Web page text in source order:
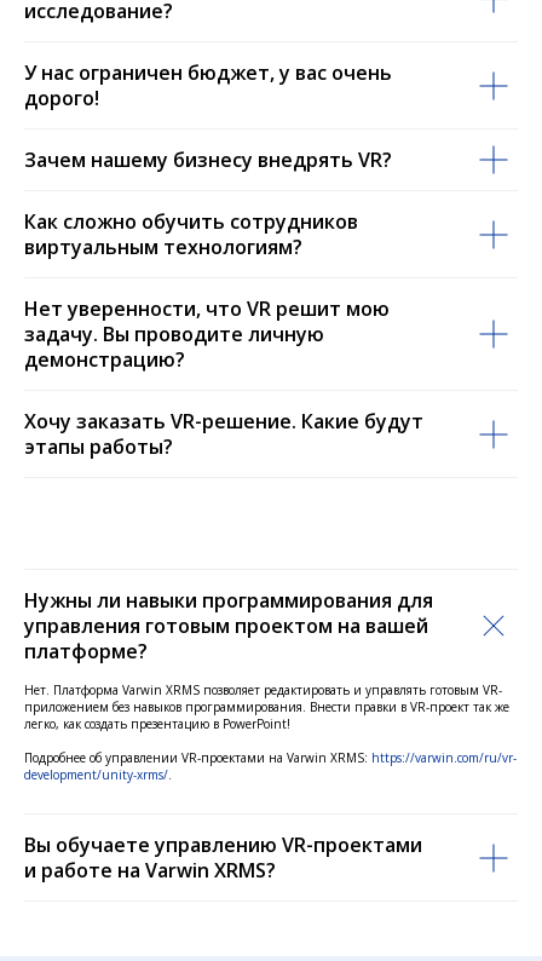
исследование?
У нас ограничен бюджет, у вас очень
дорого!
Зачем нашему бизнесу внедрять VR?
Как сложно обучить сотрудников
виртуальным технологиям?
Нет уверенности, что VR решит мою
задачу. Вы проводите личную
демонстрацию?
Хочу заказать VR-решение. Какие будут
этапы работы?
Нужны ли навыки программирования для
управления готовым проектом на вашей
платформе?
Нет. Платформа Varwin XRMS позволяет редактировать и управлять готовым VR-
приложением без навыков программирования. Внести правки в VR-проект так же
легко, как создать презентацию в PowerPoint!
Подробнее об управлении VR-проектами на Varwin XRMS: https://varwin.com/ru/vr-
development/unity-xrms/.
Вы обучаете управлению VR-проектами
и работе на Varwin XRMS?